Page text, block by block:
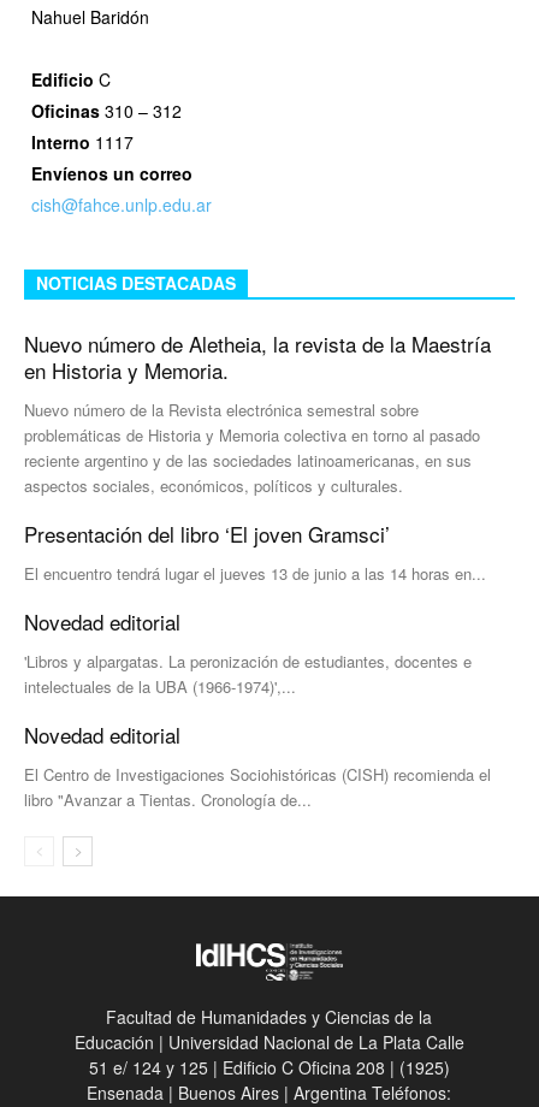
Nahuel Baridón
Edificio C
Oficinas 310 – 312
Interno 1117
Envíenos un correo
cish@fahce.unlp.edu.ar
NOTICIAS DESTACADAS
Nuevo número de Aletheia, la revista de la Maestría
en Historia y Memoria.
Nuevo número de la Revista electrónica semestral sobre
problemáticas de Historia y Memoria colectiva en torno al pasado
reciente argentino y de las sociedades latinoamericanas, en sus
aspectos sociales, económicos, políticos y culturales.
Presentación del libro ‘El joven Gramsci’
El encuentro tendrá lugar el jueves 13 de junio a las 14 horas en...
Novedad editorial
'Libros y alpargatas. La peronización de estudiantes, docentes e
intelectuales de la UBA (1966-1974)',...
Novedad editorial
El Centro de Investigaciones Sociohistóricas (CISH) recomienda el
libro "Avanzar a Tientas. Cronología de...
Facultad de Humanidades y Ciencias de la
Educación | Universidad Nacional de La Plata Calle
51 e/ 124 y 125 | Edificio C Oficina 208 | (1925)
Ensenada | Buenos Aires | Argentina Teléfonos: